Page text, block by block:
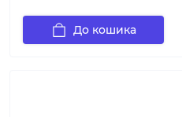
До кошика